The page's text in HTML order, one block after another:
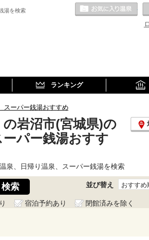
湯を検索 お
ランキング
スーパー銭湯おすすめ
岩沼市(宮城県)の
パー銭湯おすす
泉、日帰り温泉、スーパー銭湯を検索
並び替え おすすめ
宿泊予約あり
閉館済みを除く